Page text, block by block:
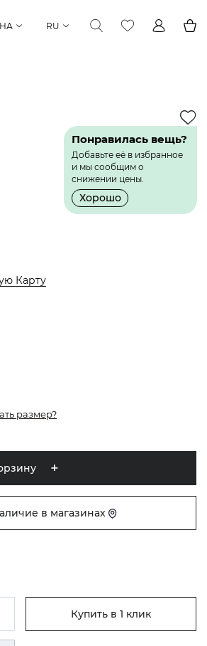
RU
Понравилась вещь?
Добавьте её в избранное
и мы сообщим о
снижении цены.
Хорошо
Карту
размер?
в магазинах
Купить в 1 клик